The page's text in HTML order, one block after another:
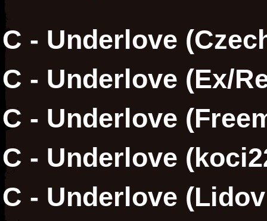
C - Underlove
C - Underlove (Ex/
C - Underlove
C - Underlove
C - Underlove